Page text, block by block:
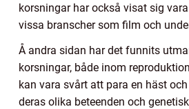
korsningar har också visat sig
vissa branscher som film och
Å andra sidan har det funnits
korsningar, både inom
kan vara svårt att para en häst
deras olika beteenden och